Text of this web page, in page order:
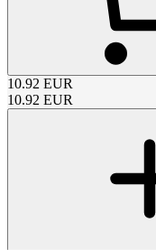
10.92 EUR
10.92 EUR